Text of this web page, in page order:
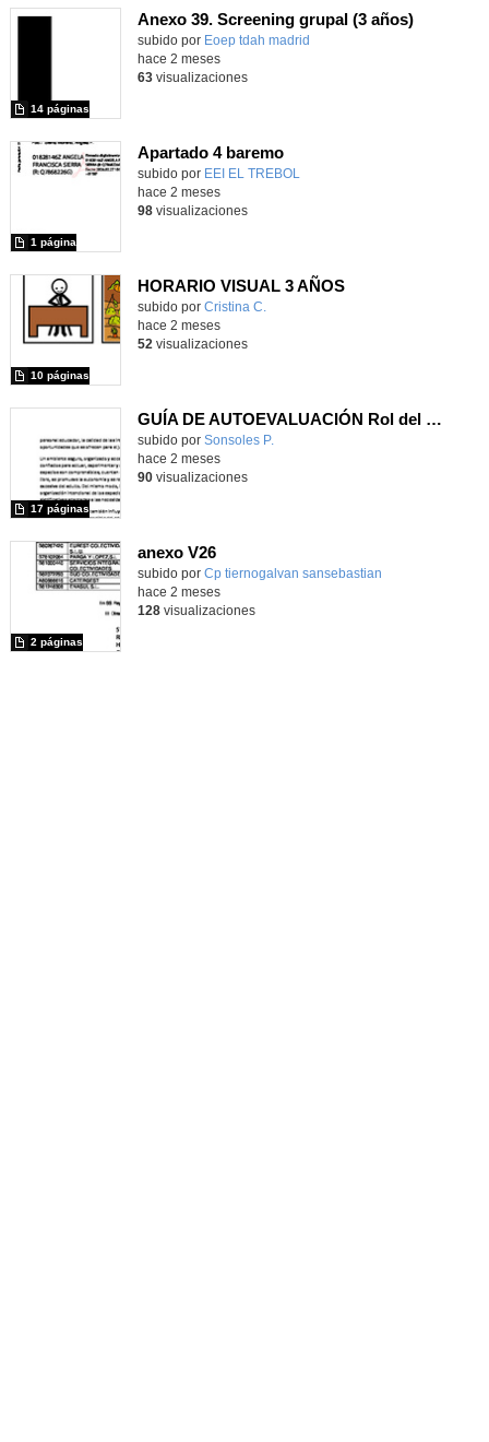
Anexo 39. Screening grupal (3 años)
Contenido educativo.
subido por Eoep tdah madrid
14 páginas
hace 2 meses
63visualizaciones
Apartado 4 baremo
subido por EEI EL TREBOL
1 página
hace 2 meses
98visualizaciones
HORARIO VISUAL 3 AÑOS
subido por Cristina C.
10 páginas
hace 2 meses
52 visualizaciones
GUÍA DE AUTOEVALUACIÓN Rol del personal educador como acompañantes del juego
Contenido educativo.
subido por Sonsoles P.
17 páginas
hace 2 meses
90visualizaciones
anexo V26
subido por Cp tiernogalvan sansebastian
2 páginas
hace 2 meses
128visualizaciones